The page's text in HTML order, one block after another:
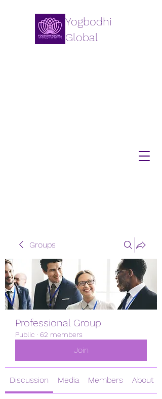
Yogbodhi
Global
Groups
Professional Group
Public · 62 members
Join
Discussion Media Members About